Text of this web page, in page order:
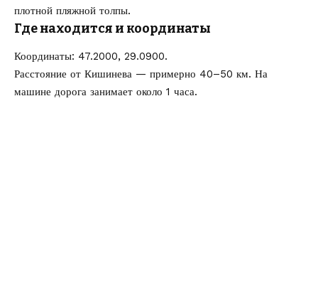
плотной пляжной толпы.
Где находится и координаты
Координаты: 47.2000, 29.0900.
Расстояние от Кишинева — примерно 40–50 км. На
машине дорога занимает около 1 часа.